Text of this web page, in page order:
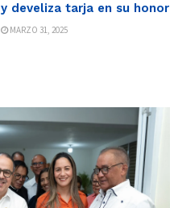
y develiza tarja en su honor
MARZO 31, 2025